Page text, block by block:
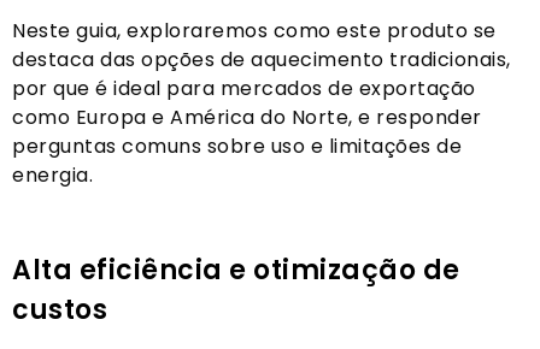
Neste guia, exploraremos como este produto se
destaca das opções de aquecimento tradicionais,
por que é ideal para mercados de exportação
como Europa e América do Norte, e responder
perguntas comuns sobre uso e limitações de
energia.
Alta eficiência e otimização de
custos